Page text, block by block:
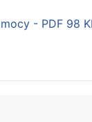
- PDF 98